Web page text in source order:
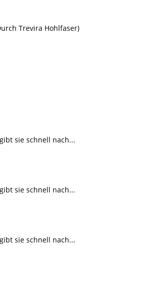
Trevira Hohlfaser)
sie schnell nach...
sie schnell nach...
sie schnell nach...